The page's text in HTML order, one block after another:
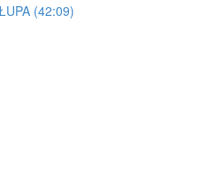
(42:09)